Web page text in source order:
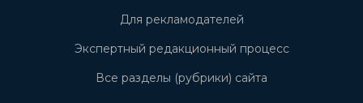
Для рекламодателей
Экспертный редакционный процесс
Все разделы (рубрики) сайта